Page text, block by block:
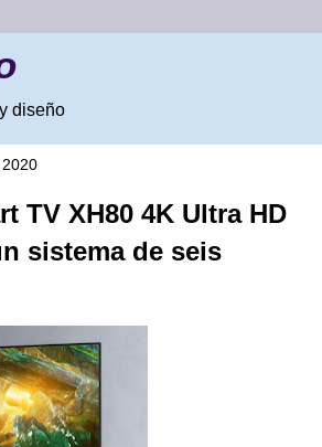
diseño
TV XH80 4K Ultra HD
sistema de seis